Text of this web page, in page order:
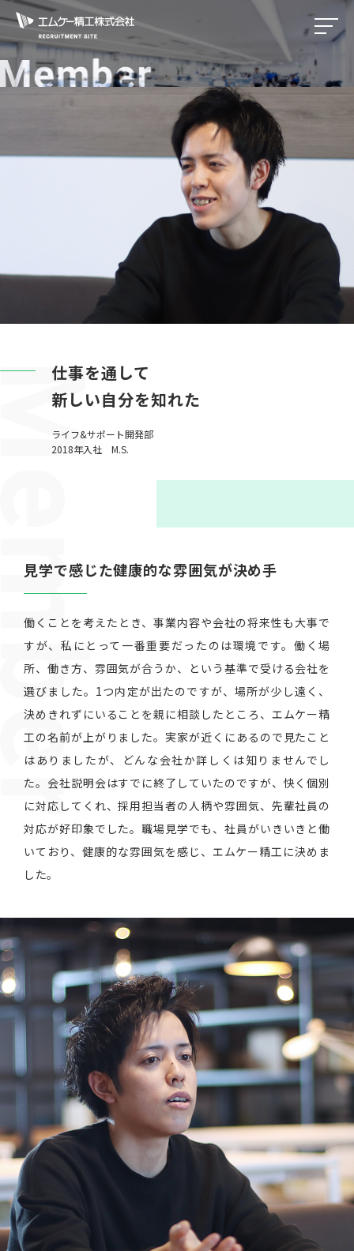
エムケー精工株式
仕事を通して
新しい自分を知れた
ライフ&サポート開発部
2018年入社 M.S.
見学で感じた健康的な雰囲気が決め手
働くことを考えたとき、事業内容や会社の将来性も大事で
すが、私にとって一番重要だったのは環境です。働く場
所、働き方、雰囲気が合うか、という基準で受ける会社を
選びました。1つ内定が出たのですが、場所が少し遠く、
決めきれずにいることを親に相談したところ、エムケー精
工の名前が上がりました。実家が近くにあるので見たこと
はありましたが、どんな会社か詳しくは知りませんでし
た。会社説明会はすでに終了していたのですが、快く個別
に対応してくれ、採用担当者の人柄や雰囲気、先輩社員の
対応が好印象でした。職場見学でも、社員がいきいきと働
いており、健康的な雰囲気を感じ、エムケー精工に決めま
した。